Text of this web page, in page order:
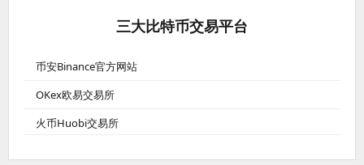
三大比特币交易平台
币安Binance官方网站
OKex欧易交易所
火币Huobi交易所